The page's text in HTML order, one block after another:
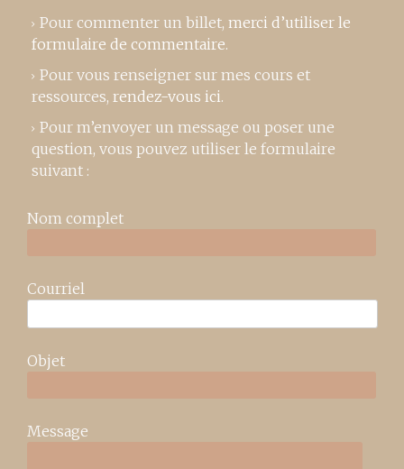
Pour commenter un billet, merci d’utiliser le
formulaire de commentaire.
Pour vous renseigner sur mes cours et
ressources, rendez-vous ici.
Pour m’envoyer un message ou poser une
question, vous pouvez utiliser le formulaire
suivant :
Nom complet
Courriel
Objet
Message